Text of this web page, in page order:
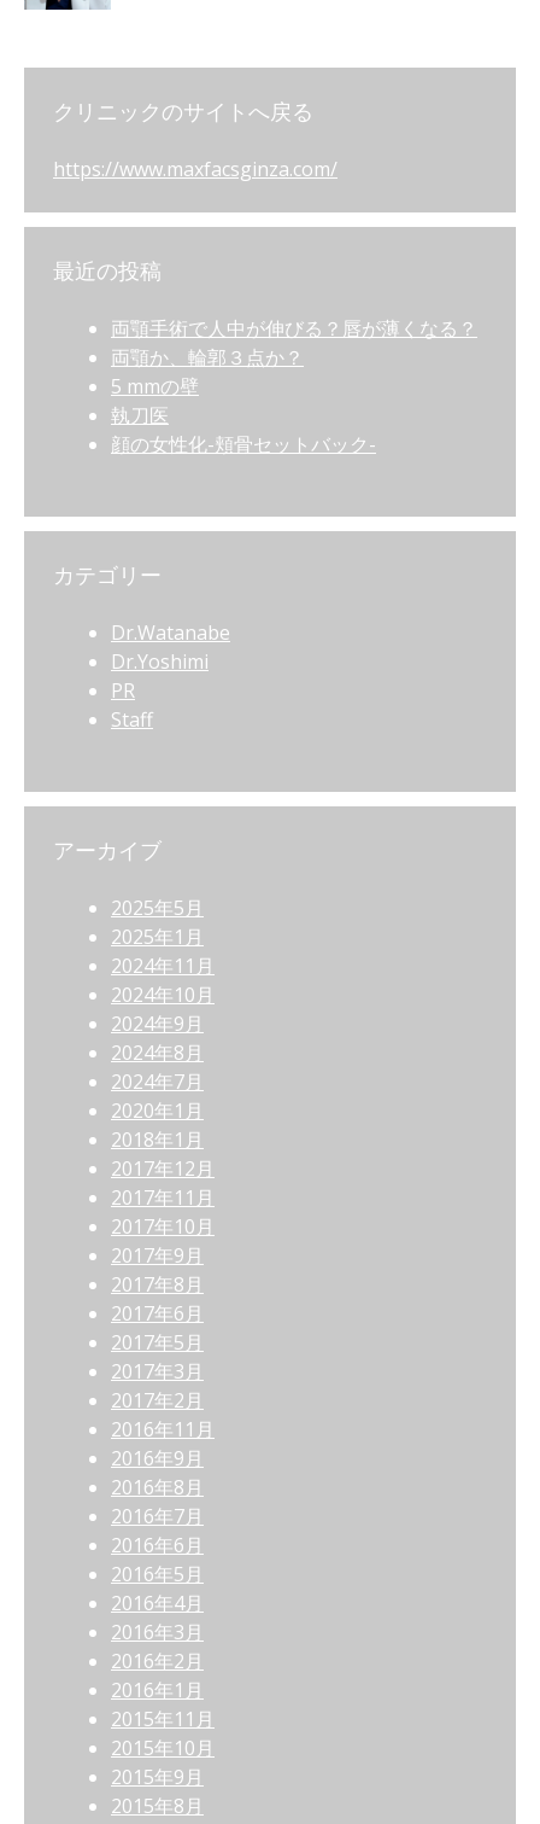
クリニックのサイトへ戻る
https://www.maxfacsginza.com/
最近の投稿
両顎手術で人中が伸びる？唇が薄くなる？
両顎か、輪郭３点か？
5 mmの壁
執刀医
顔の女性化-頬骨セットバック-
カテゴリー
Dr.Watanabe
Dr.Yoshimi
PR
Staff
アーカイブ
2025年5月
2025年1月
2024年11月
2024年10月
2024年9月
2024年8月
2024年7月
2020年1月
2018年1月
2017年12月
2017年11月
2017年10月
2017年9月
2017年8月
2017年6月
2017年5月
2017年3月
2017年2月
2016年11月
2016年9月
2016年8月
2016年7月
2016年6月
2016年5月
2016年4月
2016年3月
2016年2月
2016年1月
2015年11月
2015年10月
2015年9月
2015年8月